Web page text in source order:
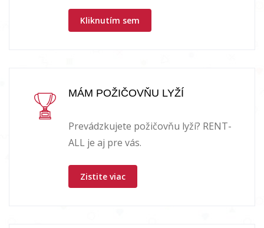
Kliknutím sem
MÁM POŽIČOVŇU LYŽÍ
Prevádzkujete požičovňu lyží? RENT-
ALL je aj pre vás.
Zistite viac